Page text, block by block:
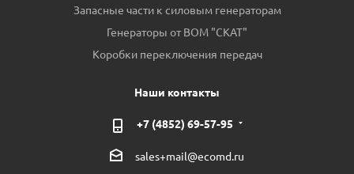
Запасные части к силовым генераторам
Генераторы от ВОМ "СКАТ"
Коробки переключения передач
Наши контакты
+7 (4852) 69-57-95
sales+mail@ecomd.ru